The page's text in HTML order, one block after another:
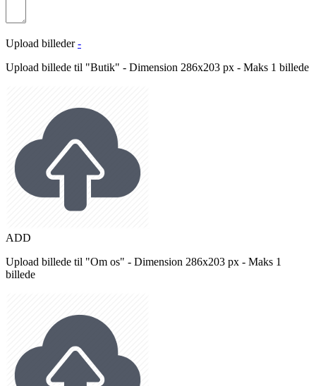
Upload billeder -
Upload billede til "Butik" - Dimension 286x203 px - Maks 1 billede
ADD
Upload billede til "Om os" - Dimension 286x203 px - Maks 1
billede